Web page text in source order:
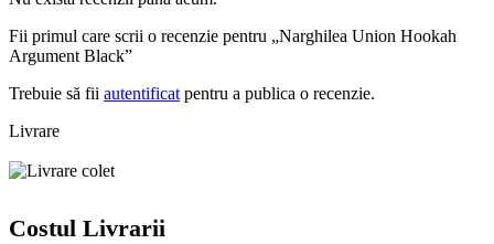
Fii primul care scrii o recenzie pentru „Narghilea Union Hookah
Argument Black”
Trebuie să fii autentificat pentru a publica o recenzie.
Livrare
Costul Livrarii